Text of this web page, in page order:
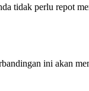
tidak perlu repot
ini akan